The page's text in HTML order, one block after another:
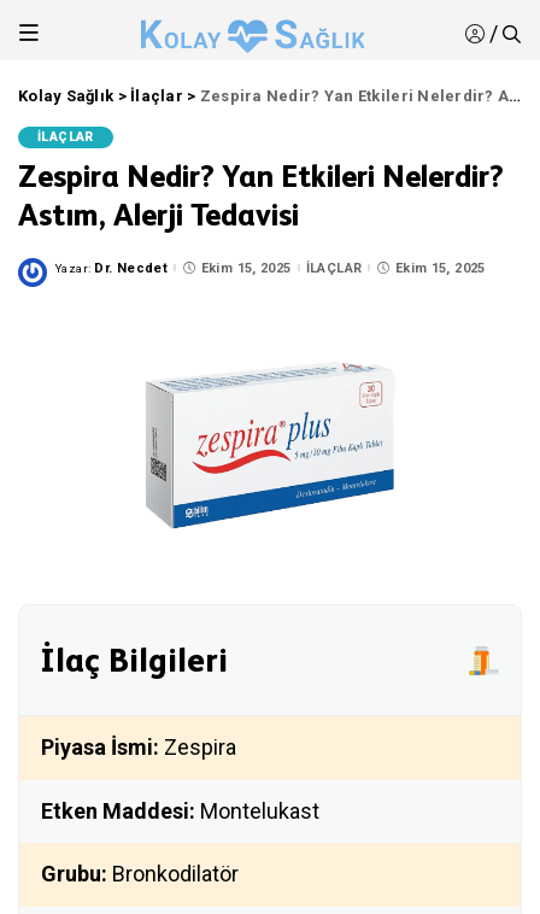
/
Kolay Sağlık> İlaçlar > Zespira Nedir? Yan Etkileri Nelerdir? Astım, Alerji Tedavisi
İLAÇLAR
Zespira Nedir? Yan Etkileri Nelerdir?
Astım, Alerji Tedavisi
Posted
Yazar: Dr. Necdet Ekim 15, 2025 İLAÇLAR Ekim 15, 2025
İlaç Bilgileri
Piyasa İsmi: Zespira
Etken Maddesi: Montelukast
Grubu: Bronkodilatör